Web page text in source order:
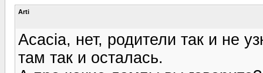
Arti
Acacia, нет, родители так и не
там так и осталась.